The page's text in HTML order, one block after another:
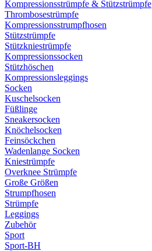
Kompressionsstrümpfe & Stützstrümpfe
Thrombosestrümpfe
Kompressionsstrumpfhosen
Stützstrümpfe
Stützkniestrümpfe
Kompressionssocken
Stützhöschen
Kompressionsleggings
Socken
Kuschelsocken
Füßlinge
Sneakersocken
Knöchelsocken
Feinsöckchen
Wadenlange Socken
Kniestrümpfe
Overknee Strümpfe
Große Größen
Strumpfhosen
Strümpfe
Leggings
Zubehör
Sport
Sport-BH